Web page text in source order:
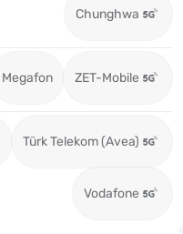
Chunghwa
Megafon ZET-Mobile
Türk Telekom (Avea)
Vodafone